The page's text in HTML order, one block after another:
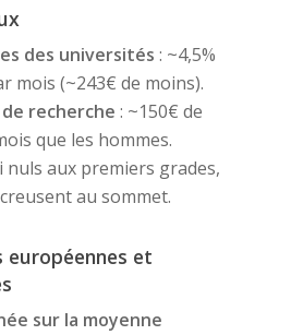
des universités : ~4,5%
mois (~243€ de moins).
recherche : ~150€ de
que les hommes.
nuls aux premiers grades,
au sommet.
européennes et
sur la moyenne